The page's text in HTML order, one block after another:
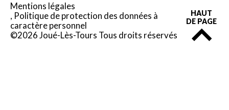
Mentions légales
Politique de protection des données à
caractère personnel
©2026 Joué-Lès-Tours Tous droits réservés
HAUT
DE PAGE